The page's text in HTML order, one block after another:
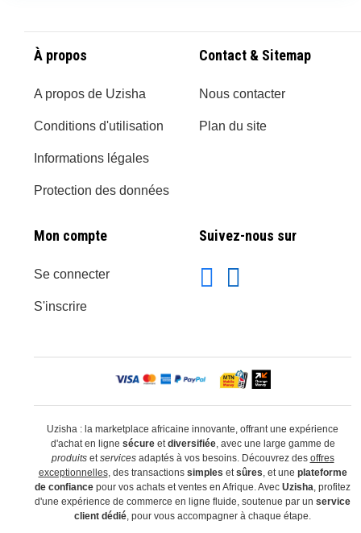
À propos
A propos de Uzisha
Conditions d'utilisation
Informations légales
Protection des données
Contact & Sitemap
Nous contacter
Plan du site
Mon compte
Se connecter
S'inscrire
Suivez-nous sur
Uzisha : la marketplace africaine innovante, offrant une expérience
d'achat en ligne sécureetdiversifiée, avec une large gamme de
produitsetservicesadaptés à vos besoins. Découvrez des offres
exceptionnelles, des transactions simples etsûres, et une plateforme
de confiance pour vos achats et ventes en Afrique. Avec Uzisha, profitez
d'une expérience de commerce en ligne fluide, soutenue par un service
client dédié, pour vous accompagner à chaque étape.